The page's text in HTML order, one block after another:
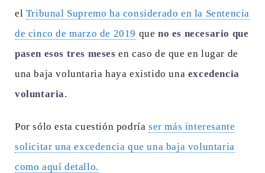
el Tribunal Supremo ha considerado en la Sentencia
de cinco de marzo de 2019 queno es necesario que
pasen esos tres meses en caso de que en lugar de
una baja voluntaria haya existido una excedencia
voluntaria.
Por sólo esta cuestión podríaser más interesante
solicitar una excedencia que una baja voluntaria
como aquí detallo.